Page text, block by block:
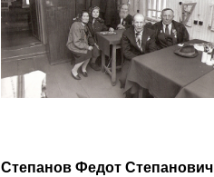
Степанов Федот Степанович